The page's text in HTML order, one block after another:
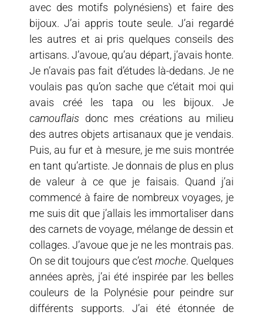
avec des motifs polynésiens) et faire des
bijoux. J’ai appris toute seule. J’ai regardé
les autres et ai pris quelques conseils des
artisans. J’avoue, qu’au départ, j’avais honte.
Je n’avais pas fait d’études là-dedans. Je ne
voulais pas qu’on sache que c’était moi qui
avais créé les tapa ou les bijoux. Je
camouflais donc mes créations au milieu
des autres objets artisanaux que je vendais.
Puis, au fur et à mesure, je me suis montrée
en tant qu’artiste. Je donnais de plus en plus
de valeur à ce que je faisais. Quand j’ai
commencé à faire de nombreux voyages, je
me suis dit que j’allais les immortaliser dans
des carnets de voyage, mélange de dessin et
collages. J’avoue que je ne les montrais pas.
On se dit toujours que c’est moche. Quelques
années après, j’ai été inspirée par les belles
couleurs de la Polynésie pour peindre sur
différents supports. J’ai été étonnée de